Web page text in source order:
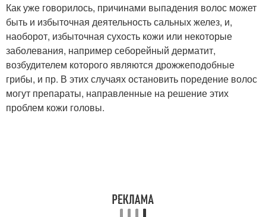
Как уже говорилось, причинами выпадения волос может
быть и избыточная деятельность сальных желез, и,
наоборот, избыточная сухость кожи или некоторые
заболевания, например себорейный дерматит,
возбудителем которого являются дрожжеподобные
грибы, и пр. В этих случаях остановить поредение волос
могут препараты, направленные на решение этих
проблем кожи головы.